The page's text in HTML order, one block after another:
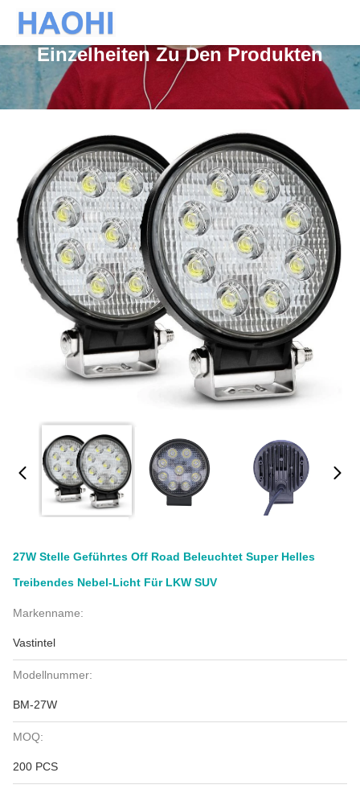
Einzelheiten Zu Den Produkten
27W Stelle Geführtes Off Road Beleuchtet Super Helles
Treibendes Nebel-Licht Für LKW SUV
Markenname:
Vastintel
Modellnummer:
BM-27W
MOQ:
200 PCS